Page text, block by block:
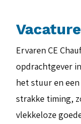
Ervaren CE
opdrachtgever
het stuur en
strakke timing,
vlekkeloze